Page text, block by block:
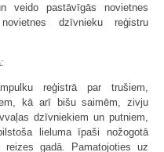
veido pastāvīgās novietnes
dzīvnieku reģistru
reģistrā par trušiem,
kā arī bišu saimēm, zivju
dzīvniekiem un putniem,
lieluma īpaši nožogotā
gadā. Pamatojoties uz